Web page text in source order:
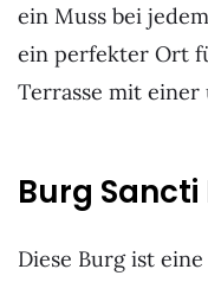
ein Muss bei
ein perfekter Ort
Terrasse mit einer
Burg Sancti
Diese Burg ist